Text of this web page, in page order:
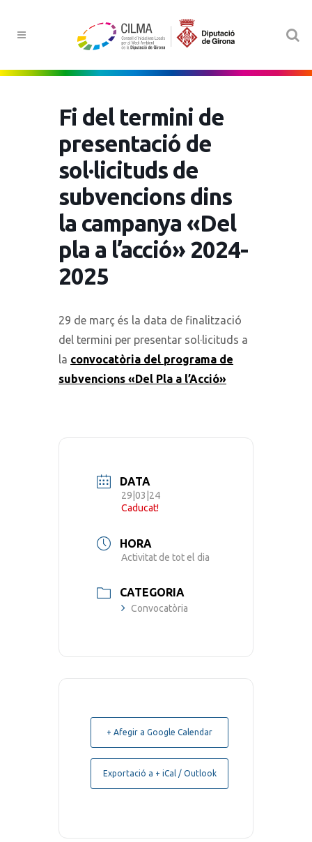
Fi del termini de
presentació de
sol·licituds de
subvencions dins
la campanya «Del
pla a l’acció» 2024-
2025
29 de març és la data de finalització
del termini per presentar sol·licituds a
la convocatòria del programa de
subvencions «Del Pla a l’Acció»
DATA
29|03|24
Caducat!
HORA
Activitat de tot el dia
CATEGORIA
Convocatòria
+ Afegir a Google Calendar
Exportació a + iCal / Outlook